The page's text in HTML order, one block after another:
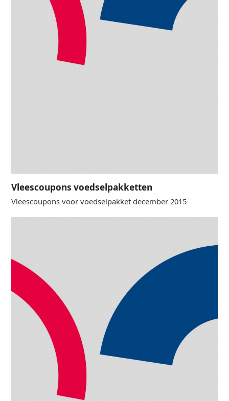
Vleescoupons voedselpakketten
Vleescoupons voor voedselpakket december 2015